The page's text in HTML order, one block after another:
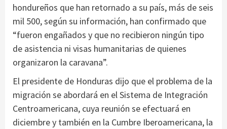
hondureños que han retornado a su país, más de seis
mil 500, según su información, han confirmado que
“fueron engañados y que no recibieron ningún tipo
de asistencia ni visas humanitarias de quienes
organizaron la caravana”.
El presidente de Honduras dijo que el problema de la
migración se abordará en el Sistema de Integración
Centroamericana, cuya reunión se efectuará en
diciembre y también en la Cumbre Iberoamericana, la